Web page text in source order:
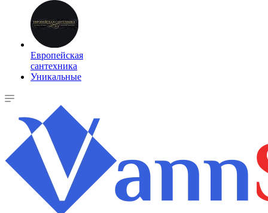
Европейская
сантехника
Уникальные